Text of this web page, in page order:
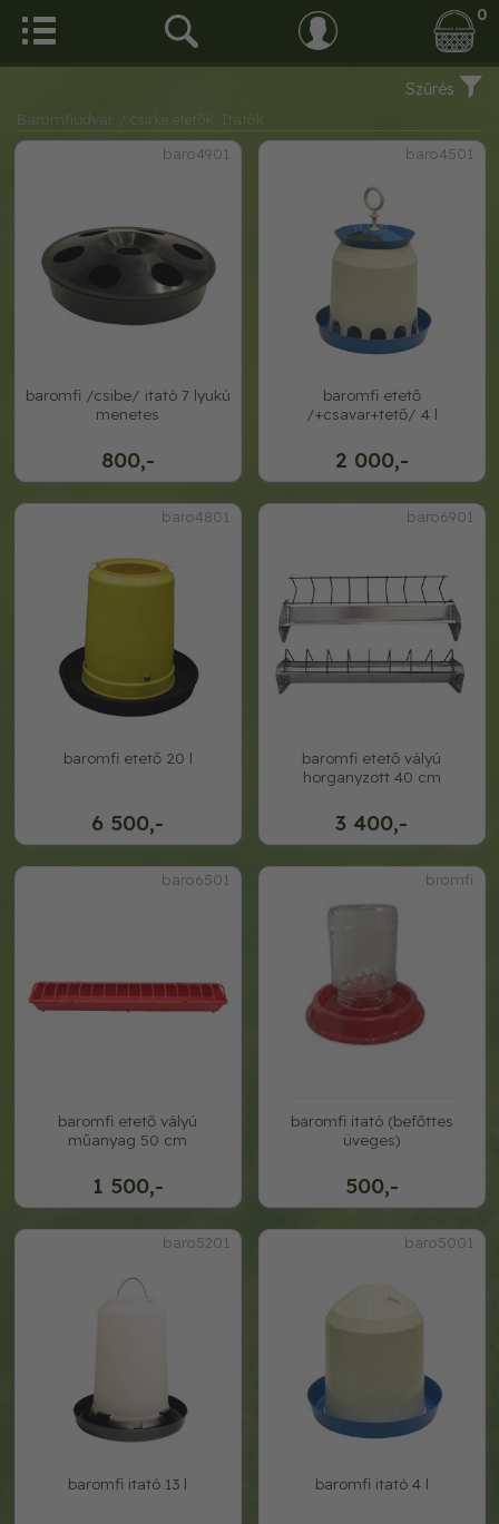
0
Szűrés
Baromfiudvar
/ csirke etetők, Itatók
baro4901
800,-
baromfi /csibe/ itató 7 lyukú
menetes
baro4501
2 000,-
baromfi etető
/+csavar+tető/ 4 l
baro4801
6 500,-
baromfi etető 20 l
baro6901
3 400,-
baromfi etető vályú
horganyzott 40 cm
baro6501
1 500,-
baromfi etető vályú
műanyag 50 cm
bromfi
500,-
baromfi itató (befőttes
üveges)
baro5201
baromfi itató 13 l
baro5001
baromfi itató 4 l